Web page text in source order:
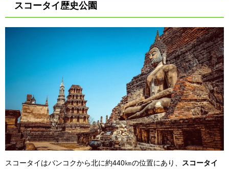
スコータイ歴史公園
スコータイはバンコクから北に約440㎞の位置にあり、
スコータイ